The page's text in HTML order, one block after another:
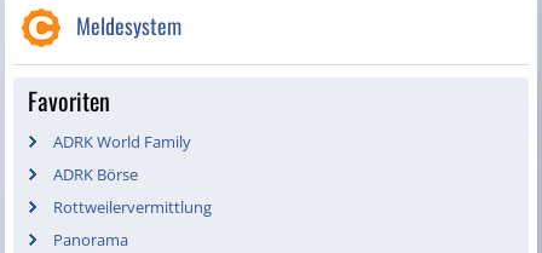
Meldesystem
Favoriten
ADRK World Family
ADRK Börse
Rottweilervermittlung
Panorama